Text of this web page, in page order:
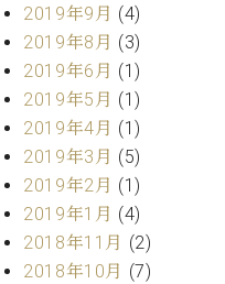
タ
マ
ー
サ
ー
ビ
ス
調
律
)
2019年9月 (4)
2019年8月 (3)
2019年6月 (1)
2019年5月 (1)
2019年4月 (1)
2019年3月 (5)
2019年2月 (1)
2019年1月 (4)
2018年11月 (2)
2018年10月 (7)